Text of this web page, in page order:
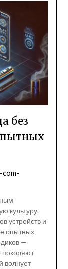
без
com-
культуру.
устройств и
опытных
—
покоряют
волнует